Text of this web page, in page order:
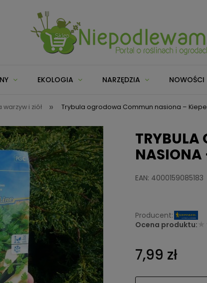
EKOLOGIA NARZĘDZIA NOWOŚCI
warzyw i ziół » Trybula ogrodowa Commun nasiona –
TRYBULA
NASIONA
EAN: 4000159085183
Ocena produktu:
7,99 zł